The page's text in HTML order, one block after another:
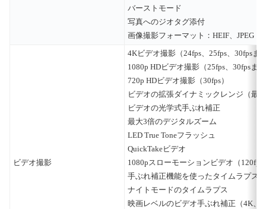
バーストモード
写真へのジオタグ添付
画像撮影フォーマット：HEIF、JPEG
ビデオ撮影
4Kビデオ撮影（24fps、25fps、30fpsま
1080p HDビデオ撮影（25fps、30fpsま
720p HDビデオ撮影（30fps）
ビデオの拡張ダイナミックレンジ（最
ビデオの光学式手ぶれ補正
最大3倍のデジタルズーム
LED True Toneフラッシュ
QuickTakeビデオ
1080pスローモーションビデオ（
手ぶれ補正機能を使ったタイムラプス
ナイトモードのタイムラプス
映画レベルのビデオ手ぶれ補正（4K、